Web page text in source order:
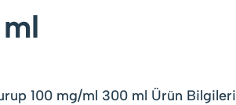
100 mg/ml 300 ml Ürün Bilgileri